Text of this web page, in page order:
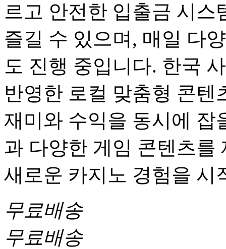
르고 안전한 입출금 시스
즐길 수 있으며, 매일 다
도 진행 중입니다. 한국
반영한 로컬 맞춤형 콘텐
재미와 수익을 동시에 잡
과 다양한 게임 콘텐츠를
새로운 카지노 경험을 시
무료배송
무료배송